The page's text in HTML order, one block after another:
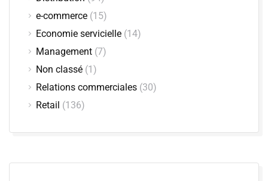
e-commerce (15)
Economie servicielle (14)
Management (7)
Non classé (1)
Relations commerciales (30)
Retail (136)